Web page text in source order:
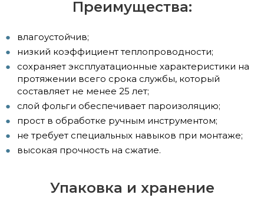
Преимущества:
влагоустойчив;
низкий коэффициент теплопроводности;
сохраняет эксплуатационные характеристики на
протяжении всего срока службы, который
составляет не менее 25 лет;
слой фольги обеспечивает пароизоляцию;
прост в обработке ручным инструментом;
не требует специальных навыков при монтаже;
высокая прочность на сжатие.
Упаковка и хранение